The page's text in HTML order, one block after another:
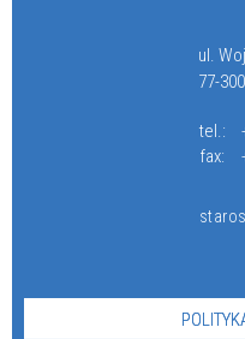
ul.
77-
tel.:
fax: